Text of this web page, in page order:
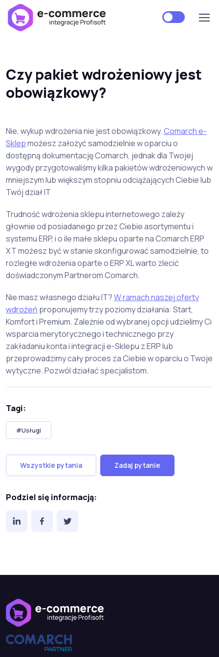
Czy pakiet wdrożeniowy jest
obowiązkowy?
Nie, wykup wdrożenia nie jest obowiązkowy.Comarch e-
Sklepmożesz założyć samodzielnie w oparciu o
dostępną dokumentację Comarch, jednak dla Twojej
wygody przygotowaliśmy kilka pakietów wdrożeniowych w
mniejszym lub większym stopniu odciążających Ciebie lub
Twój dział IT
Trudność wdrożenia sklepu internetowego zależy
głownie od posiadanego przez Ciebie asortymentu i
systemu ERP, i o ile małe sklepu oparte na Comarch ERP
XT możesz być w stanie skonfigurować samodzielnie, to
rozległe wdrożenia oparte o ERP XL warto zlecić
doświadczonym Partnerom Comarch.
Nie masz własnego działu IT?W ramach naszej oferty
wdrożeń proponujemy trzy poziomy działania: Start,
Komfort i Premium. Zależnie od wybranej opcji udzielimy Ci
wsparcia merytorycznego i technicznego przy
zakładaniu konta i integracji e-Sklepu z ERP lub
przeprowadzimy cały proces za Ciebie w oparciu o Twoje
wytyczne. Pozwól działać specjalistom.
Tagi:
#Usługi
Wszystkie pytania Zadaj pytanie
Podziel się informacją: